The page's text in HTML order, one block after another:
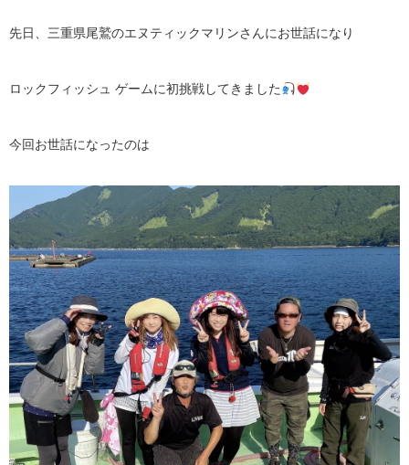
先日、三重県尾鷲のエヌティックマリンさんにお世話になり
ロックフィッシュ ゲームに初挑戦してきました
今回お世話になったのは